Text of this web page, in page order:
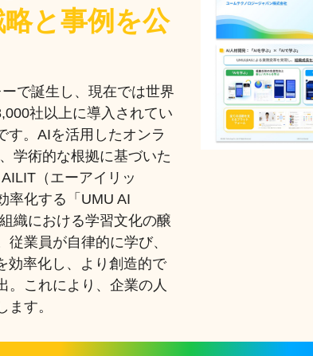
と事例を公
で誕生し、現在では世界
社以上に導入されてい
す。AIを活用したオンラ
学術的な根拠に基づいた
（エーアイリッ
率化する「UMU AI
織における学習文化の醸
業員が自律的に学び、
効率化し、より創造的で
。これにより、企業の人
す。